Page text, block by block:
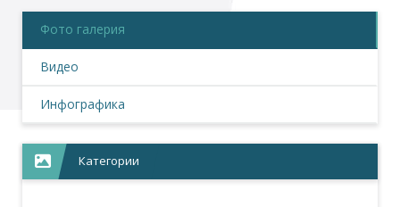
Фото галерия
Видео
Инфографика
Категории